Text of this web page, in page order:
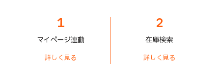
1
マイページ連動
詳しく見る
2
在庫検索
詳しく見る